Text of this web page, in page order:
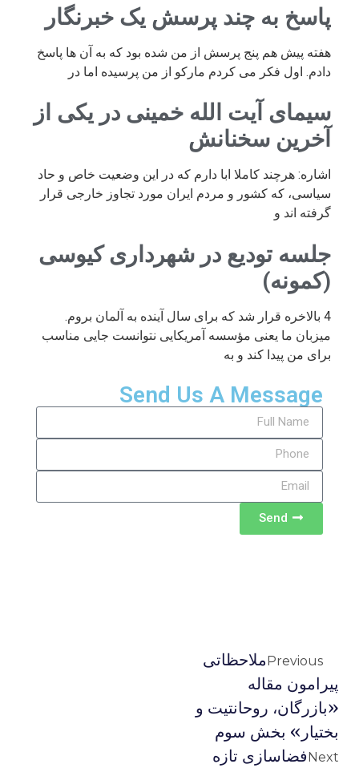
پاسخ به چند پرسش یک خبرنگار
هفته پیش هم پنج پرسش از من شده بود که به آن ها پاسخ
دادم. اول فکر می کردم مارکو از من پرسیده اما در
سیمای آیت الله خمینی در یکی از
آخرین سخنانش
اشاره: هرچند کاملا ابا دارم که در این وضعیت خاص و حاد
سیاسی، که کشور و مردم ایران مورد تجاوز خارجی قرار
گرفته اند و
جلسه تودیع در شهرداری کیوسی
(کمونه)
4 بالاخره قرار شد که برای سال آینده به آلمان بروم.
میزبان ما یعنی مؤسسه آمریکایی نتوانست جایی مناسب
برای من پیدا کند و به
Send Us A Message
Send
Previousملاحظاتی
پیرامون مقاله
«بازرگان، روحانتیت و
بختیار» بخش سوم
Nextفضاسازی تازه